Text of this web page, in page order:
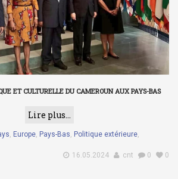
ET CULTURELLE DU CAMEROUN AUX PAYS-BAS
Lire plus...
, Europe, Pays-Bas, Politique extérieure,
16.05.2024
cnt 0 0